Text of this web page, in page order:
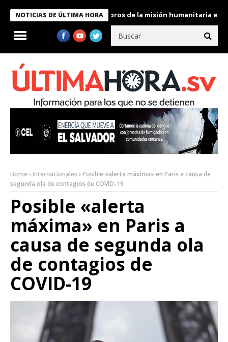
NOTICIAS DE ÚLTIMA HORA
Bukele condecora a miembros de la misión humanitaria enviada
Home Internacionales
Posible «alerta máxima» en Paris a causa de
segunda ola de contagios de COVID-19
Posible «alerta
máxima» en Paris a
causa de segunda ola
de contagios de
COVID-19